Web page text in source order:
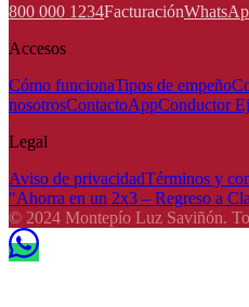
800 000 1234Facturación
Accesos
Cómo funcionaTipos de empeño
nosotrosContactoAppConductor
Legal
Aviso de privacidadTérminos y
"Ahorra en un 2x3 – Regreso a
© 2024 Montepío Luz Saviñón.